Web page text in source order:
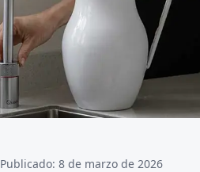
Publicado: 8 de marzo de 2026